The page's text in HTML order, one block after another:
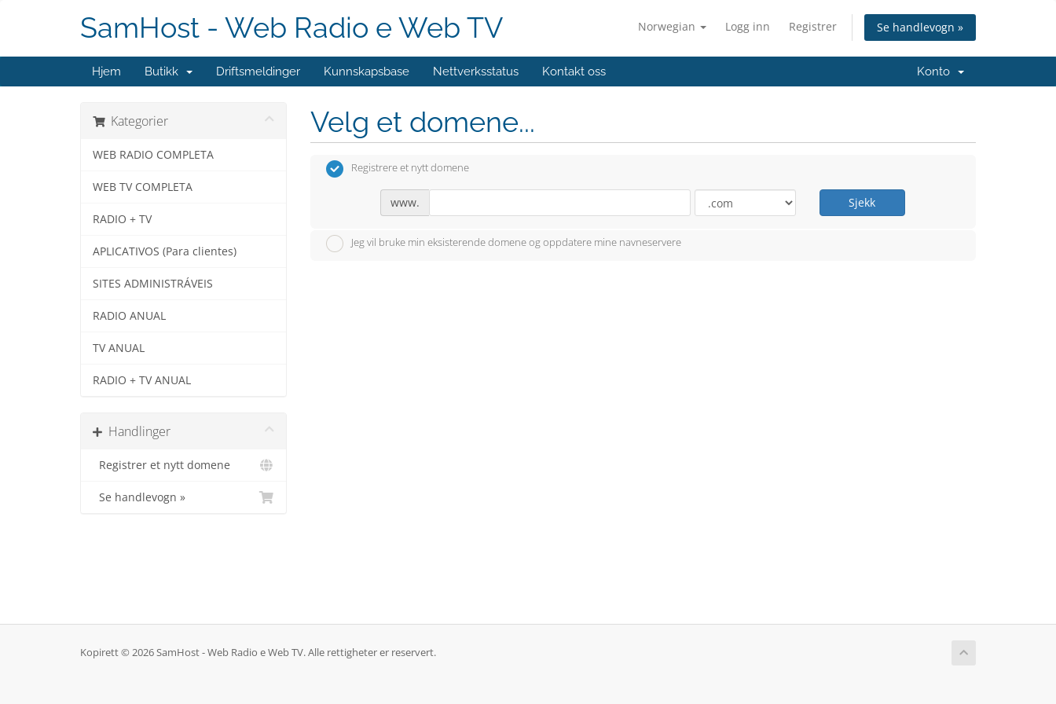
Norwegian Logg inn Registrer Se handlevogn »
SamHost - Web Radio e Web TV
Hjem Butikk Driftsmeldinger Kunnskapsbase Nettverksstatus Kontakt oss Konto
Kategorier
WEB RADIO COMPLETA
WEB TV COMPLETA
RADIO + TV
APLICATIVOS (Para clientes)
SITES ADMINISTRÁVEIS
RADIO ANUAL
TV ANUAL
RADIO + TV ANUAL
Handlinger
Registrer et nytt domene
Se handlevogn »
Velg et domene...
Registrere et nytt domene
www. Sjekk
Jeg vil bruke min eksisterende domene og oppdatere mine navneservere
Kopirett © 2026 SamHost - Web Radio e Web TV. Alle rettigheter er reservert.